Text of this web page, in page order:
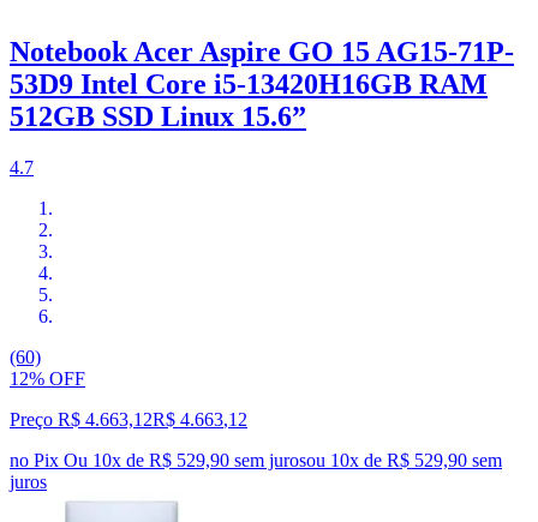
Notebook Acer Aspire GO 15 AG15-71P-
53D9 Intel Core i5-13420H16GB RAM
512GB SSD Linux 15.6”
4.7
(60)
12% OFF
Preço R$ 4.663,12R$ 4.663,12
no Pix Ou 10x de R$ 529,90 sem jurosou 10x de R$ 529,90 sem
juros